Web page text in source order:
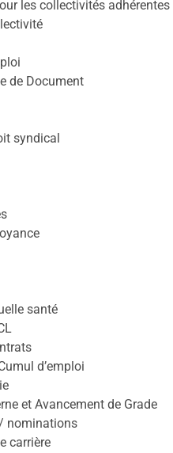
les collectivités adhérentes
de Document
syndical
santé
d’emploi
et Avancement de Grade
nominations
carrière